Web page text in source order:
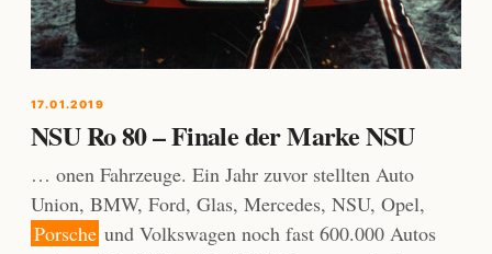
17.01.2019
NSU Ro 80 – Finale der Marke NSU
… onen Fahrzeuge. Ein Jahr zuvor stellten Auto
Union, BMW, Ford, Glas, Mercedes, NSU, Opel,
Porsche und Volkswagen noch fast 600.000 Autos